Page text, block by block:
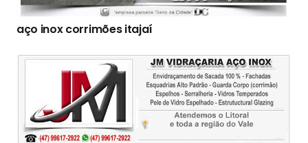
aço inox corrimões itajaí